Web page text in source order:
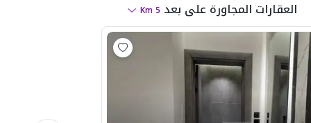
العقارات المجاورة على بعد 5
Km